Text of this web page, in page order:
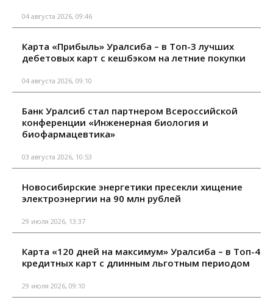
04 августа 2026, 09:46
Карта «Прибыль» Уралсиба – в Топ-3 лучших
дебетовых карт с кешбэком на летние покупки
04 августа 2026, 09:10
Банк Уралсиб стал партнером Всероссийской
конференции «Инженерная биология и
биофармацевтика»
03 августа 2026, 10:53
Новосибирские энергетики пресекли хищение
электроэнергии на 90 млн рублей
29 июля 2026, 13:37
Карта «120 дней на максимум» Уралсиба – в Топ-4
кредитных карт с длинным льготным периодом
29 июля 2026, 09:10